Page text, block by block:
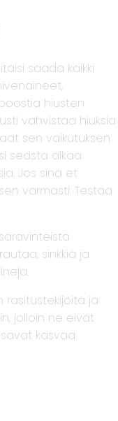
saada kaikki
hiusten
vahvistaa hiuksia
sen vaikutuksen
seasta alkaa
Jos sinä et
varmasti. Testaa
sinkkiä ja
rasitustekijöitä ja
jolloin ne eivät
kasvaa